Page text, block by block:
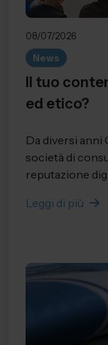
08/07/2026
News
Il tuo
ed etico?
Da diversi anni
società di
reputazione
Leggi di più